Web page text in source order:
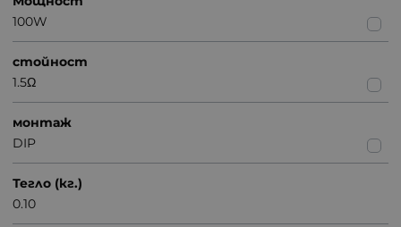
100W
стойност
1.5Ω
монтаж
DIP
Тегло (кг.)
0.10